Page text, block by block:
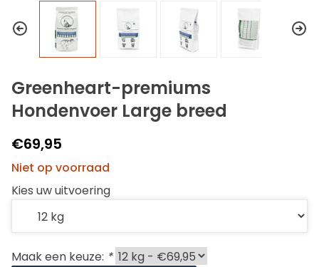
Greenheart-premiums
Hondenvoer Large breed
€69,95
Niet op voorraad
Kies uw uitvoering
Maak een keuze: *